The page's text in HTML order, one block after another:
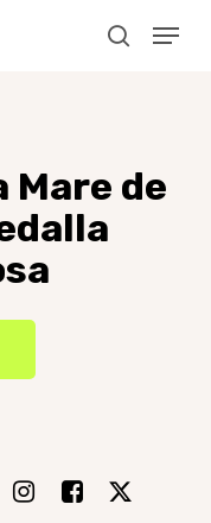
search
Menu
Mare de